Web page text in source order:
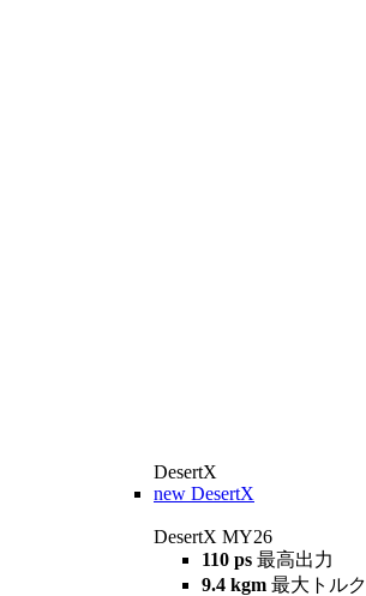
DesertX
new DesertX
DesertX MY26
110 ps 最高出力
9.4 kgm 最大トルク